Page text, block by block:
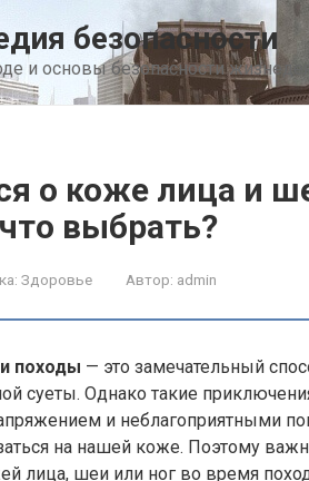
безопасности
и основы безопасности
о коже лица и
выбрать?
Здоровье Автор: admin
походы — это замечательный
суеты. Однако такие
и неблагоприятными
на нашей коже. Поэтому
лица, шеи или ног во время